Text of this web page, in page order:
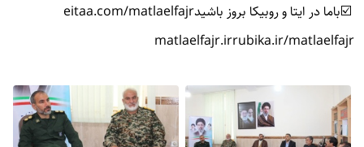
☑️باما در ایتا و روبیکا بروز باشیدeitaa.com/matlaelfajr
rubika.ir/matlaelfajr
matlaelfajr.ir